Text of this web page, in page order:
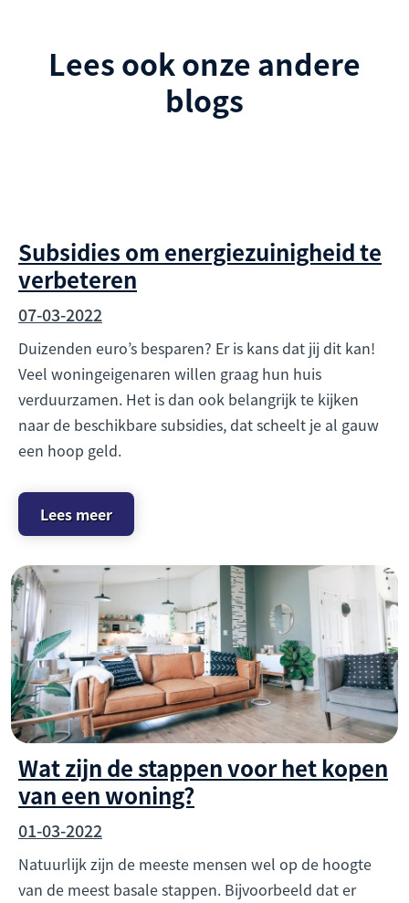
Lees ook onze andere
blogs
Subsidies om energiezuinigheid te
verbeteren
07-03-2022
Duizenden euro’s besparen? Er is kans dat jij dit kan!
Veel woningeigenaren willen graag hun huis
verduurzamen. Het is dan ook belangrijk te kijken
naar de beschikbare subsidies, dat scheelt je al gauw
een hoop geld.
Lees meer
Wat zijn de stappen voor het kopen
van een woning?
01-03-2022
Natuurlijk zijn de meeste mensen wel op de hoogte
van de meest basale stappen. Bijvoorbeeld dat er